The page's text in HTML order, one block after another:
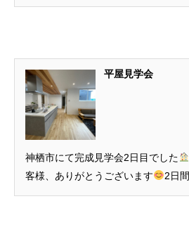
平屋見学会
神栖市にて完成見学会2日目でした
客様、ありがとうございます
2日